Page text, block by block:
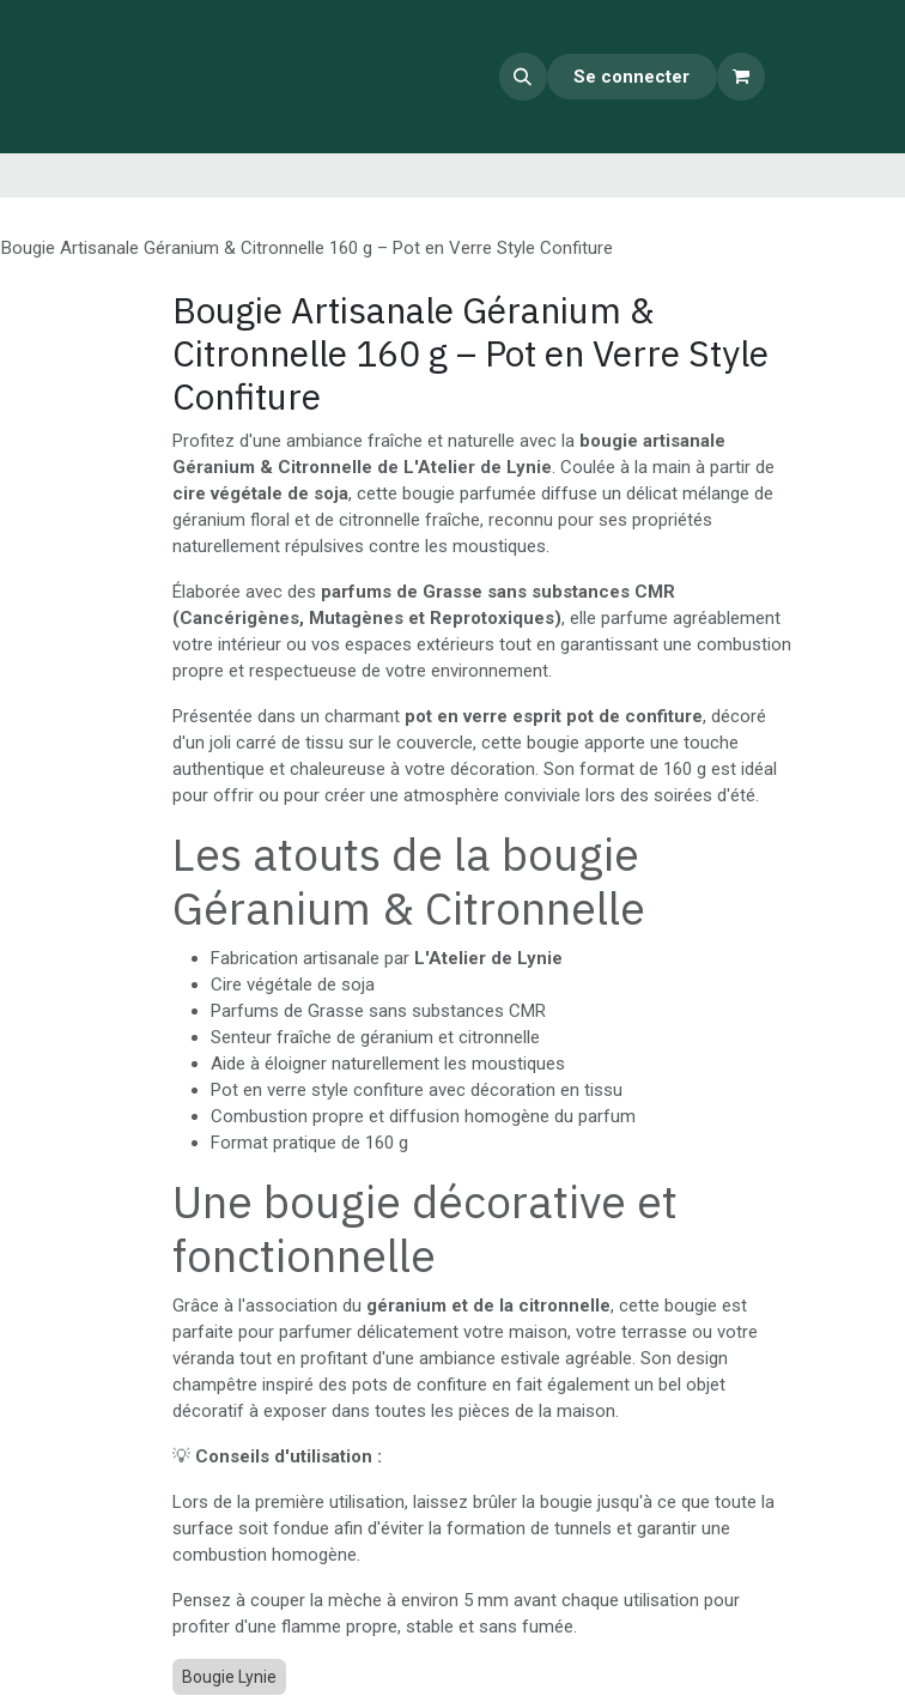
Se connecter
Bougie Artisanale Géranium & Citronnelle 160 g – Pot en Verre Style Confiture
Bougie Artisanale Géranium &
Citronnelle 160 g – Pot en Verre Style
Confiture
Profitez d'une ambiance fraîche et naturelle avec la bougie artisanale
Géranium & Citronnelle de L'Atelier de Lynie. Coulée à la main à partir de
cire végétale de soja, cette bougie parfumée diffuse un délicat mélange de
géranium floral et de citronnelle fraîche, reconnu pour ses propriétés
naturellement répulsives contre les moustiques.
Élaborée avec des parfums de Grasse sans substances CMR
(Cancérigènes, Mutagènes et Reprotoxiques), elle parfume agréablement
votre intérieur ou vos espaces extérieurs tout en garantissant une combustion
propre et respectueuse de votre environnement.
Présentée dans un charmant pot en verre esprit pot de confiture, décoré
d'un joli carré de tissu sur le couvercle, cette bougie apporte une touche
authentique et chaleureuse à votre décoration. Son format de 160 g est idéal
pour offrir ou pour créer une atmosphère conviviale lors des soirées d'été.
Les atouts de la bougie
Géranium & Citronnelle
Fabrication artisanale par L'Atelier de Lynie
Cire végétale de soja
Parfums de Grasse sans substances CMR
Senteur fraîche de géranium et citronnelle
Aide à éloigner naturellement les moustiques
Pot en verre style confiture avec décoration en tissu
Combustion propre et diffusion homogène du parfum
Format pratique de 160 g
Une bougie décorative et
fonctionnelle
Grâce à l'association du géranium et de la citronnelle, cette bougie est
parfaite pour parfumer délicatement votre maison, votre terrasse ou votre
véranda tout en profitant d'une ambiance estivale agréable. Son design
champêtre inspiré des pots de confiture en fait également un bel objet
décoratif à exposer dans toutes les pièces de la maison.
💡 Conseils d'utilisation :
Lors de la première utilisation, laissez brûler la bougie jusqu'à ce que toute la
surface soit fondue afin d'éviter la formation de tunnels et garantir une
combustion homogène.
Pensez à couper la mèche à environ 5 mm avant chaque utilisation pour
profiter d'une flamme propre, stable et sans fumée.
Bougie Lynie